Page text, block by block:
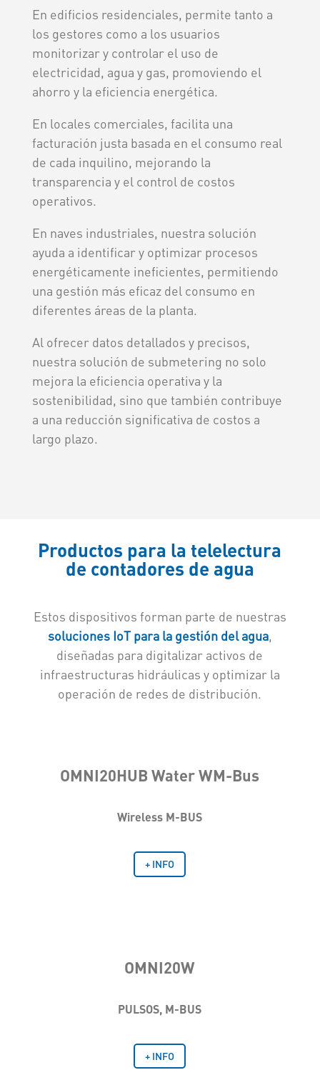
En edificios residenciales, permite tanto a
los gestores como a los usuarios
monitorizar y controlar el uso de
electricidad, agua y gas, promoviendo el
ahorro y la eficiencia energética.
En locales comerciales, facilita una
facturación justa basada en el consumo real
de cada inquilino, mejorando la
transparencia y el control de costos
operativos.
En naves industriales, nuestra solución
ayuda a identificar y optimizar procesos
energéticamente ineficientes, permitiendo
una gestión más eficaz del consumo en
diferentes áreas de la planta.
Al ofrecer datos detallados y precisos,
nuestra solución de submetering no solo
mejora la eficiencia operativa y la
sostenibilidad, sino que también contribuye
a una reducción significativa de costos a
largo plazo.
Productos para la telelectura
de contadores de agua
Estos dispositivos forman parte de nuestras
soluciones IoT para la gestión del agua,
diseñadas para digitalizar activos de
infraestructuras hidráulicas y optimizar la
operación de redes de distribución.
OMNI20HUB Water WM-Bus
Wireless M-BUS
+ INFO
OMNI20W
PULSOS, M-BUS
+ INFO